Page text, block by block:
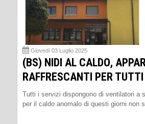
Giovedì 03 Luglio 2025
(BS) NIDI AL CALDO,
RAFFRESCANTI PER TUTTI
Tutti i servizi dispongono di ventilatori a
per il caldo anomalo di questi giorni non